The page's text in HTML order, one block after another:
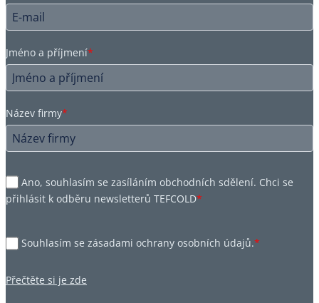
Jméno a příjmení*
Název firmy*
Ano, souhlasím se zasíláním obchodních sdělení. Chci se
přihlásit k odběru newsletterů TEFCOLD*
Souhlasím se zásadami ochrany osobních údajů.*
Přečtěte si je zde